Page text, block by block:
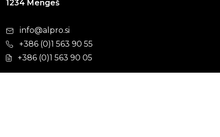
1234 Mengeš
info@alpro.si
+386 (0)1 563 90 55
+386 (0)1 563 90 05